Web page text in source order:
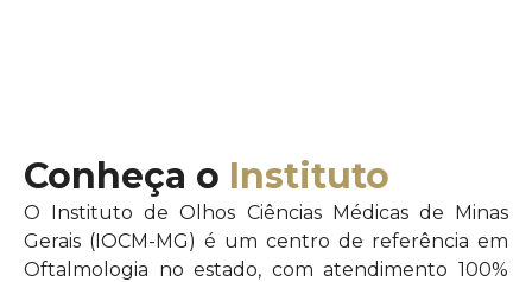
Conheça o Instituto
O Instituto de Olhos Ciências Médicas de Minas
Gerais (IOCM-MG) é um centro de referência em
Oftalmologia no estado, com atendimento 100%